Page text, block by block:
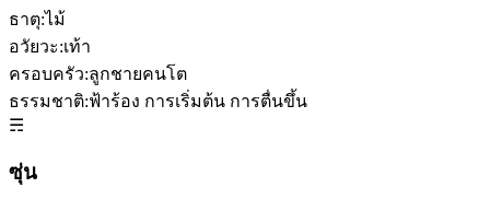
ธาตุ:ไม้
อวัยวะ:เท้า
ครอบครัว:ลูกชายคนโต
ธรรมชาติ:ฟ้าร้อง การเริ่มต้น การตื่นขึ้น
☴
ซุ่น